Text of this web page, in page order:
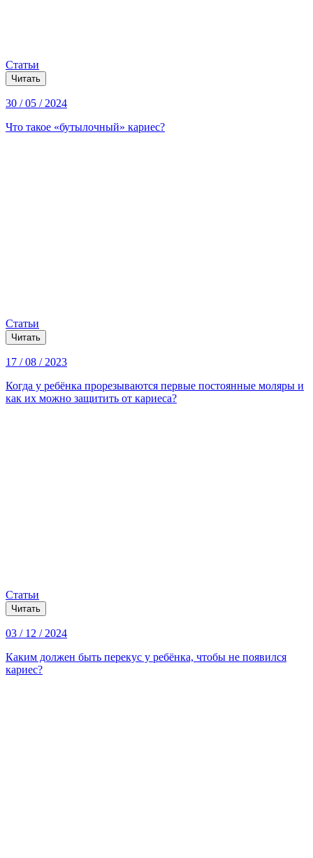
Статьи
Читать
30 / 05 / 2024
Что такое «бутылочный» кариес?
Статьи
Читать
17 / 08 / 2023
Когда у ребёнка прорезываются первые постоянные моляры и
как их можно защитить от кариеса?
Статьи
Читать
03 / 12 / 2024
Каким должен быть перекус у ребёнка, чтобы не появился
кариес?